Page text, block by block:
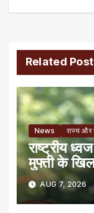
Related Post
News राज्य और
राष्ट्रीय
मुफ्ती के
AUG 7, 2026